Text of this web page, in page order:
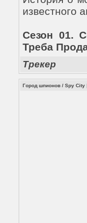
известного
Сезон 01.
Треба
Трекер
Город шпионов / Spy City